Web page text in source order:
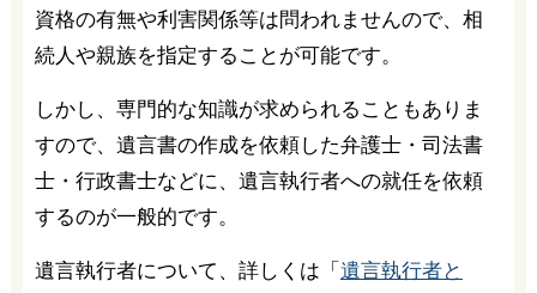
資格の有無や利害関係等は問われませんので、相
続人や親族を指定することが可能です。
しかし、専門的な知識が求められることもありま
すので、遺言書の作成を依頼した弁護士・司法書
士・行政書士などに、遺言執行者への就任を依頼
するのが一般的です。
遺言執行者について、詳しくは「 遺言執行者と